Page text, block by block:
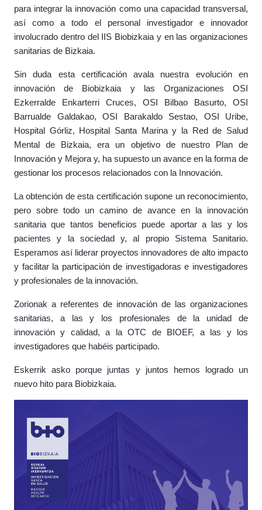
para integrar la innovación como una capacidad transversal,
así como a todo el personal investigador e innovador
involucrado dentro del IIS Biobizkaia y en las organizaciones
sanitarias de Bizkaia.
Sin duda esta certificación avala nuestra evolución en
innovación de Biobizkaia y las Organizaciones OSI
Ezkerralde Enkarterri Cruces, OSI Bilbao Basurto, OSI
Barrualde Galdakao, OSI Barakaldo Sestao, OSI Uribe,
Hospital Górliz, Hospital Santa Marina y la Red de Salud
Mental de Bizkaia, era un objetivo de nuestro Plan de
Innovación y Mejora y, ha supuesto un avance en la forma de
gestionar los procesos relacionados con la Innovación.
La obtención de esta certificación supone un reconocimiento,
pero sobre todo un camino de avance en la innovación
sanitaria que tantos beneficios puede aportar a las y los
pacientes y la sociedad y, al propio Sistema Sanitario.
Esperamos así liderar proyectos innovadores de alto impacto
y facilitar la participación de investigadoras e investigadores
y profesionales de la innovación.
Zorionak a referentes de innovación de las organizaciones
sanitarias, a las y los profesionales de la unidad de
innovación y calidad, a la OTC de BIOEF, a las y los
investigadores que habéis participado.
Eskerrik asko porque juntas y juntos hemos logrado un
nuevo hito para Biobizkaia.